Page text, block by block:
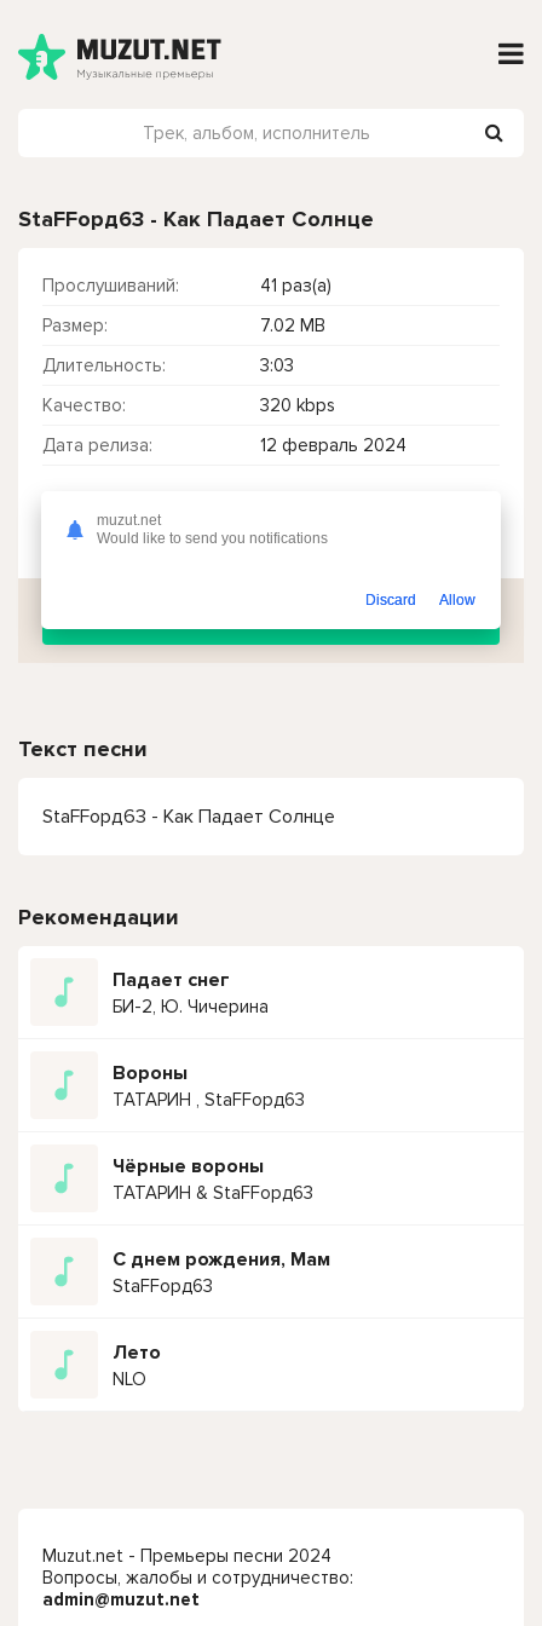
StaFFорд63 - Как Падает Солнце
Прослушиваний:
41 раз(а)
Размер:
7.02 MB
Длительность:
3:03
Качество:
320 kbps
Дата релиза:
12 февраль 2024
Текст песни
StaFFорд63 - Как Падает Солнце
Рекомендации
Падает снег
БИ-2, Ю. Чичерина
Вороны
ТАТАРИН , StaFFорд63
Чёрные вороны
ТАТАРИН & StaFFорд63
С днем рождения, Мам
StaFFорд63
Лето
NLO
Muzut.net - Премьеры песни 2024
Вопросы, жалобы и сотрудничество:
admin@muzut.net
muzut.net
Would like to send you notifications
Discard Allow